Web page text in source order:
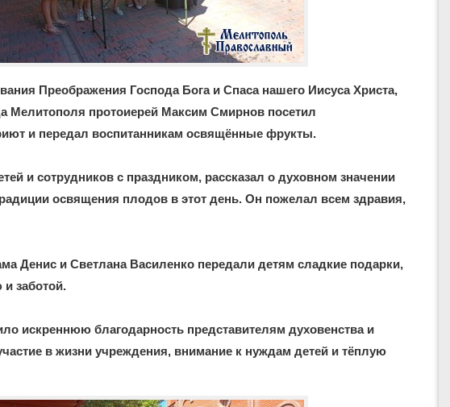
Преображения Господа Бога и Спаса нашего Иисуса Христа,
Мелитополя протоиерей Максим Смирнов посетил
и передал воспитанникам освящённые фрукты.
и сотрудников с праздником, рассказал о духовном значении
освящения плодов в этот день. Он пожелал всем здравия,
Денис и Светлана Василенко передали детям сладкие подарки,
заботой.
искреннюю благодарность представителям духовенства и
в жизни учреждения, внимание к нуждам детей и тёплую